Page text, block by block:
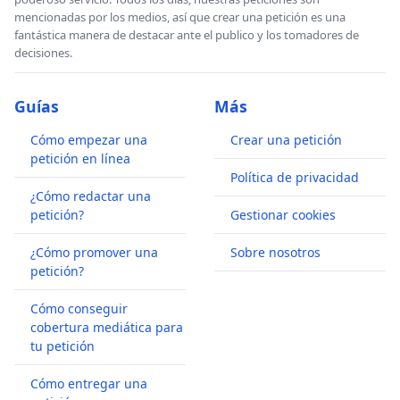
reconocer públicamente las disfunciones o
frustraciones derivadas de la actividad docente e
investigadora.
Como señalan las autoras delbestseller
The Slow Professor(2016), la respuesta al devenir
corporativo de la universidad pasa por el acto
político de resistencia individual y,
primordialmente, por la manifestación y la
discusión pública de aquellos aspectos de la
situación que afectan a las personas implicadas.
Más allá de las reformas políticas necesarias para
introducir los necesarios cambios en las
instituciones de educación superior –y sin
disminuir su importancia–, es necesaria una
respuesta ética y un compromiso individual con
mencionadas por los medios, así que crear una petición es una
fantástica manera de destacar ante el publico y los tomadores de
decisiones.
Guías
Cómo empezar una
petición en línea
¿Cómo redactar una
petición?
¿Cómo promover una
petición?
Cómo conseguir
cobertura mediática para
tu petición
Cómo entregar una
Más
Crear una petición
Política de privacidad
Gestionar cookies
Sobre nosotros